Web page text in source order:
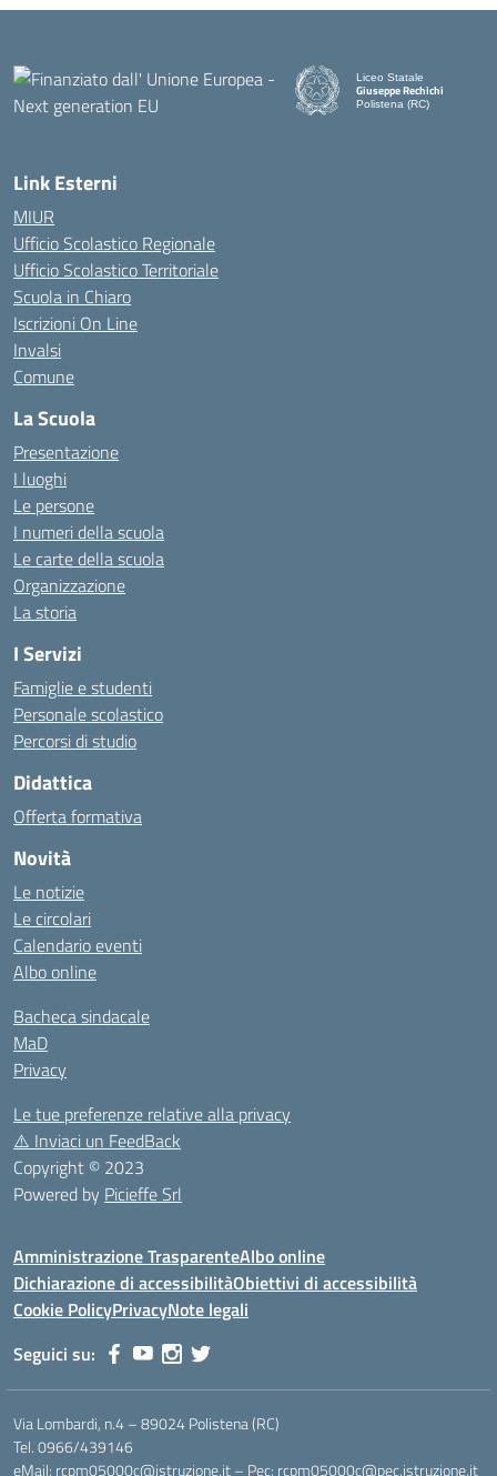
Liceo Statale
Giuseppe Rechichi
Polistena (RC)
Link Esterni
MIUR
Ufficio Scolastico Regionale
Ufficio Scolastico Territoriale
Scuola in Chiaro
Iscrizioni On Line
Invalsi
Comune
La Scuola
Presentazione
I luoghi
Le persone
I numeri della scuola
Le carte della scuola
Organizzazione
La storia
I Servizi
Famiglie e studenti
Personale scolastico
Percorsi di studio
Didattica
Offerta formativa
Novità
Le notizie
Le circolari
Calendario eventi
Albo online
Bacheca sindacale
MaD
Privacy
Le tue preferenze relative alla privacy
⚠️ Inviaci un FeedBack
Copyright © 2023
Powered by Picieffe Srl
Amministrazione TrasparenteAlbo online
Dichiarazione di accessibilitàObiettivi di accessibilità
Cookie PolicyPrivacyNote legali
Seguici su:
Via Lombardi, n.4 – 89024 Polistena (RC)
Tel. 0966/439146
eMail: rcpm05000c@istruzione.it – Pec: rcpm05000c@pec.istruzione.it